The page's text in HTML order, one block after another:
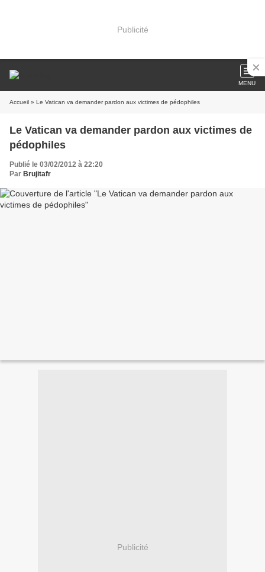
Publicité
MENU
Accueil » Le Vatican va demander pardon aux victimes de pédophiles
Le Vatican va demander pardon aux victimes de
pédophiles
Publié le 03/02/2012 à 22:20
Par Brujitafr
Publicité